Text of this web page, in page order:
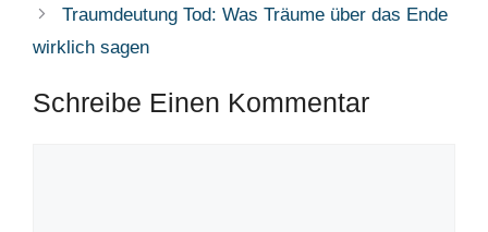
Traumdeutung Tod: Was Träume über das Ende
wirklich sagen
Schreibe Einen Kommentar